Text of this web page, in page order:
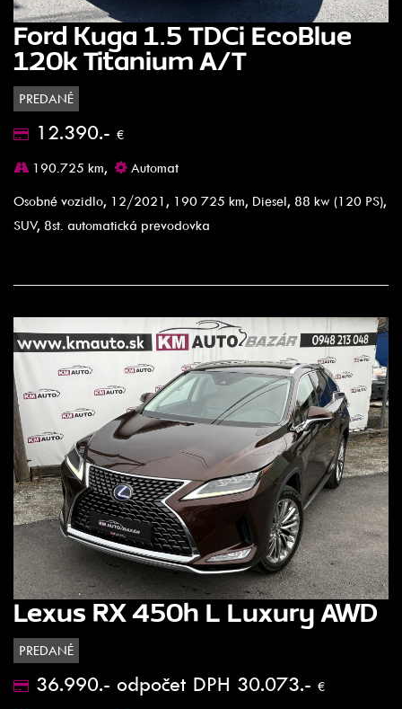
Ford Kuga 1.5 TDCi EcoBlue
120k Titanium A/T
PREDANÉ
12.390.- €
190.725 km,
Automat
Osobné vozidlo, 12/2021, 190 725 km, Diesel, 88 kw (120 PS),
SUV, 8st. automatická prevodovka
Lexus RX 450h L Luxury AWD
PREDANÉ
36.990.- odpočet DPH 30.073.- €